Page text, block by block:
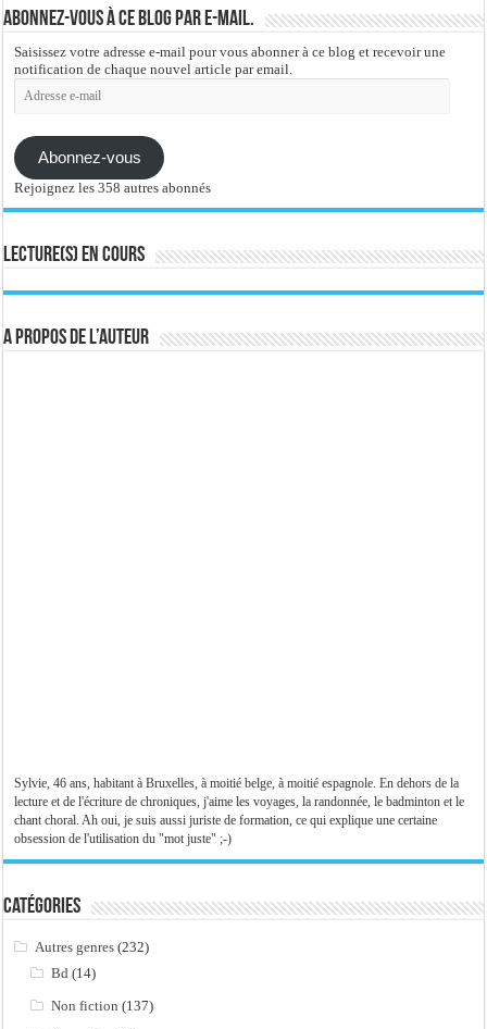
Abonnez-vous à ce blog par e-mail.
Saisissez votre adresse e-mail pour vous abonner à ce blog et recevoir une
notification de chaque nouvel article par email.
Adresse
e-
Abonnez-vous
Rejoignez les 358 autres abonnés
Lecture(s) en cours
A propos de l’auteur
Sylvie, 46 ans, habitant à Bruxelles, à moitié belge, à moitié espagnole. En dehors de la
lecture et de l'écriture de chroniques, j'aime les voyages, la randonnée, le badminton et le
chant choral. Ah oui, je suis aussi juriste de formation, ce qui explique une certaine
obsession de l'utilisation du "mot juste" ;-)
Catégories
Autres genres (232)
Bd (14)
Non fiction (137)